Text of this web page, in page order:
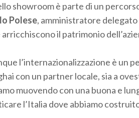
showroom è parte di un
Polese, amministratore
il patrimonio
l’internazionalizzazione è un
con un partner locale, sia a
muovendo con una buona e
l’Italia dove abbiamo